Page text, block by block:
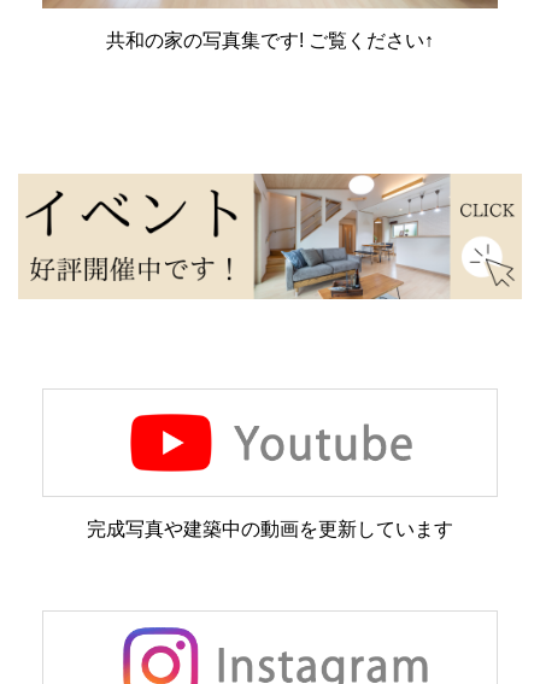
共和の家の写真集です! ご覧ください↑
完成写真や建築中の動画を更新しています